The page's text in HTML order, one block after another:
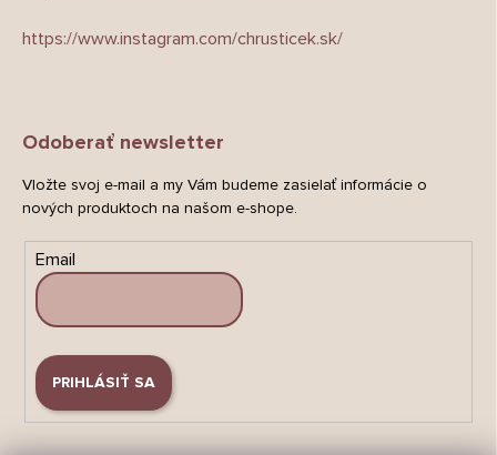
https://www.instagram.com/chrusticek.sk/
Odoberať newsletter
Vložte svoj e-mail a my Vám budeme zasielať informácie o
nových produktoch na našom e-shope.
Email
PRIHLÁSIŤ SA